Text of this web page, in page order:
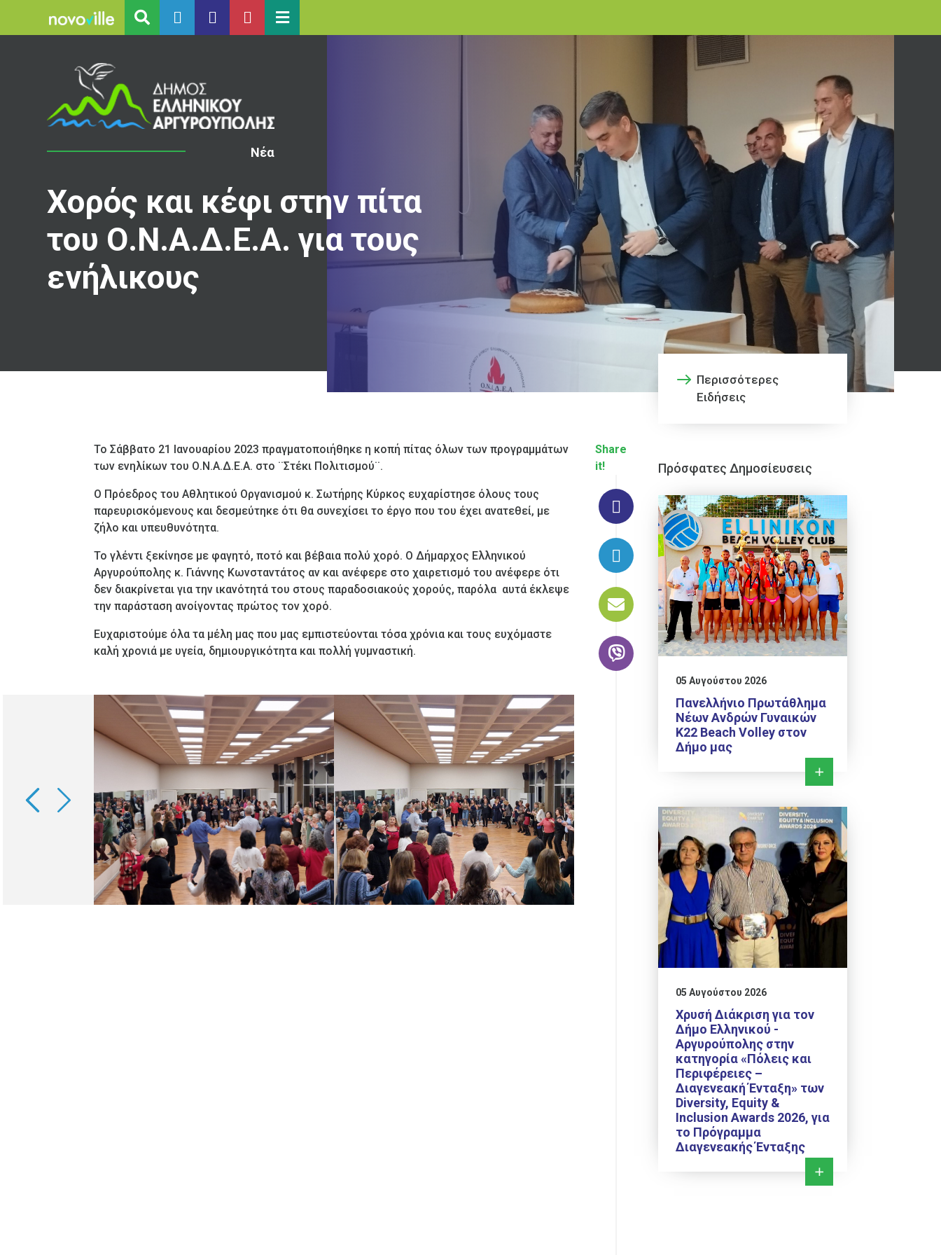
Νέα
Χορός και κέφι στην πίτα
του Ο.Ν.Α.Δ.Ε.Α. για τους
ενήλικους
Το Σάββατο 21 Ιανουαρίου 2023 πραγματοποιήθηκε η κοπή πίτας όλων των προγραμμάτων
των ενηλίκων του Ο.Ν.Α.Δ.Ε.Α. στο ¨Στέκι Πολιτισμού¨.
Ο Πρόεδρος του Αθλητικού Οργανισμού κ. Σωτήρης Κύρκος ευχαρίστησε όλους τους
παρευρισκόμενους και δεσμεύτηκε ότι θα συνεχίσει το έργο που του έχει ανατεθεί, με
ζήλο και υπευθυνότητα.
Το γλέντι ξεκίνησε με φαγητό, ποτό και βέβαια πολύ χορό. Ο Δήμαρχος Ελληνικού
Αργυρούπολης κ. Γιάννης Κωνσταντάτος αν και ανέφερε στο χαιρετισμό του ανέφερε ότι
δεν διακρίνεται για την ικανότητά του στους παραδοσιακούς χορούς, παρόλα αυτά έκλεψε
την παράσταση ανοίγοντας πρώτος τον χορό.
Ευχαριστούμε όλα τα μέλη μας που μας εμπιστεύονται τόσα χρόνια και τους ευχόμαστε
καλή χρονιά με υγεία, δημιουργικότητα και πολλή γυμναστική.
Share
it!
Περισσότερες
Ειδήσεις
Πρόσφατες Δημοσίευσεις
05 Αυγούστου 2026
Πανελλήνιο Πρωτάθλημα
Νέων Ανδρών Γυναικών
Κ22 Beach Volley στον
Δήμο μας
05 Αυγούστου 2026
Χρυσή Διάκριση για τον
Δήμο Ελληνικού -
Αργυρούπολης στην
κατηγορία «Πόλεις και
Περιφέρειες –
Διαγενεακή Ένταξη» των
Diversity, Equity &
Inclusion Awards 2026, για
το Πρόγραμμα
Διαγενεακής Ένταξης